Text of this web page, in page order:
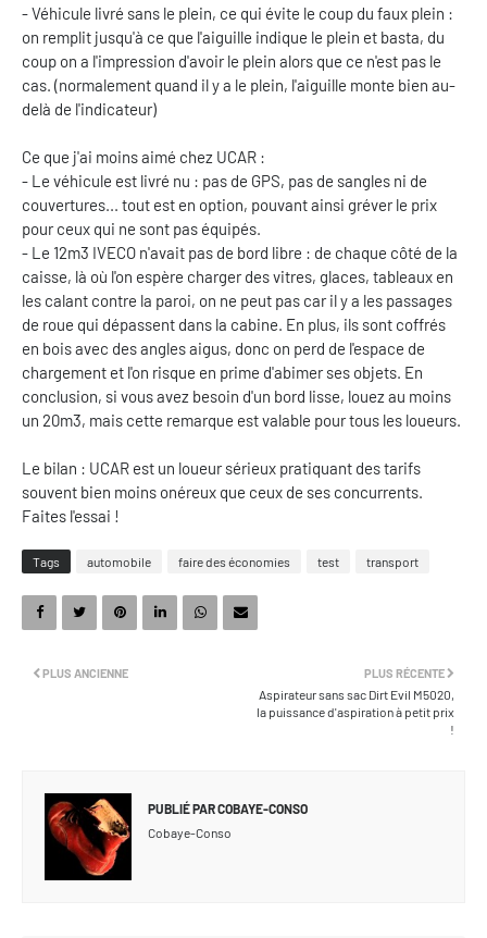
- Véhicule livré sans le plein, ce qui évite le coup du faux plein :
on remplit jusqu'à ce que l'aiguille indique le plein et basta, du
coup on a l'impression d'avoir le plein alors que ce n'est pas le
cas. (normalement quand il y a le plein, l'aiguille monte bien au-
delà de l'indicateur)
Ce que j'ai moins aimé chez UCAR :
- Le véhicule est livré nu : pas de GPS, pas de sangles ni de
couvertures... tout est en option, pouvant ainsi gréver le prix
pour ceux qui ne sont pas équipés.
- Le 12m3 IVECO n'avait pas de bord libre : de chaque côté de la
caisse, là où l'on espère charger des vitres, glaces, tableaux en
les calant contre la paroi, on ne peut pas car il y a les passages
de roue qui dépassent dans la cabine. En plus, ils sont coffrés
en bois avec des angles aigus, donc on perd de l'espace de
chargement et l'on risque en prime d'abimer ses objets. En
conclusion, si vous avez besoin d'un bord lisse, louez au moins
un 20m3, mais cette remarque est valable pour tous les loueurs.
Le bilan : UCAR est un loueur sérieux pratiquant des tarifs
souvent bien moins onéreux que ceux de ses concurrents.
Faites l'essai !
Tags automobile faire des économies test transport
PLUS RÉCENTE
Aspirateur sans sac Dirt Evil M5020,
la puissance d'aspiration à petit prix
!
PLUS ANCIENNE
PUBLIÉ PARCOBAYE-CONSO
Cobaye-Conso